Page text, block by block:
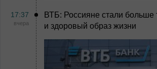
17:37
вчера
ВТБ: Россияне стали больше
и здоровый образ жизни